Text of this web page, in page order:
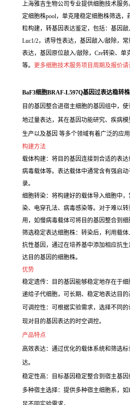
上海雅吉生物公司专业提供细胞技术服
定细胞株pool，单克隆稳定细胞株筛选
粒构建，转基因表达鉴定，包括：基因敲
Luc1/2，诱导性表达，基因敲入/敲除，
表达，基因原位敲入/敲除，Cre转染、单
等。 更多细胞技术服务项目周期及报价
BaF3细胞BRAF-L597Q基因过表达稳转株
目的基因整合进宿主细胞的基因组中，
地过量表达，其在基因功能研究、疾病
生产以及基因 等多个领域有着广泛的应用
构建方法
载体构建：将目的基因连接到合适的表达
病毒载体等。表达载体中通常含有强启
录。
细胞转染：将构建好的载体导入细胞中
染、电穿孔法、病毒感染等。对于难以
用，如慢病毒载体可将目的基因整合到细
筛选稳定表达细胞株：转染后，利用载
抗性基因，通过在培养基中添加相应抗
达目的基因的细胞株。
优势
稳定遗传：目的基因能够稳定地存在于
递给子代细胞，可长期、稳定地表达目的
可调控性：可根据实验需求，选择不同
现对目的基因表达的时空调控。
产品特点
高效表达：通过优化的载体系统和筛选
达。
稳定性高：目标基因稳定整合到宿主基因
多种宿主选择：提供多种宿主细胞系，